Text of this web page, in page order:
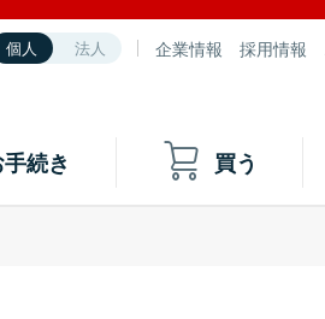
個人 法人 企業情報 採用情報
続き 買う